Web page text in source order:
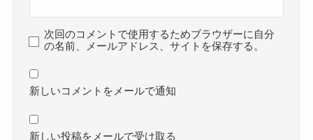
次回のコメントで使用するためブラウザーに自分
の名前、メールアドレス、サイトを保存する。
新しいコメントをメールで通知
新しい投稿をメールで受け取る